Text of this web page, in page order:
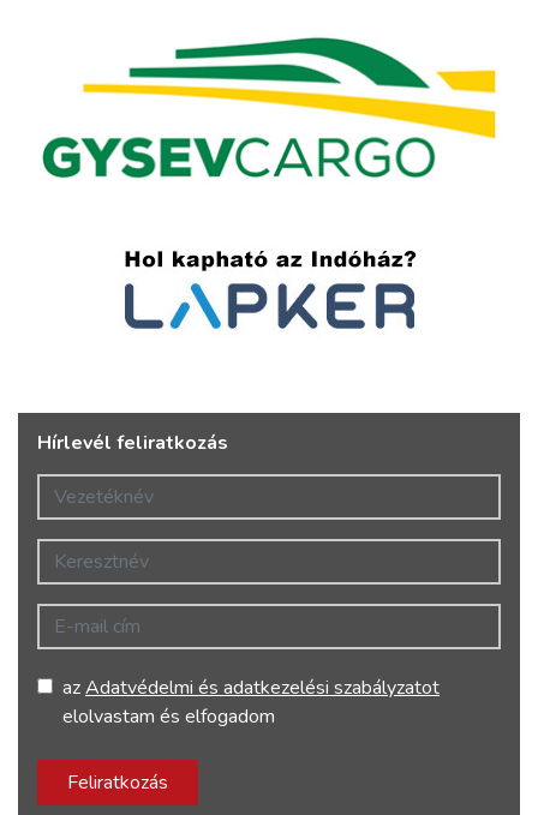
Hírlevél feliratkozás
Vezetéknév
Keresztnév
E-mail cím
azAdatvédelmi és adatkezelési szabályzatot
elolvastam és elfogadom
Feliratkozás